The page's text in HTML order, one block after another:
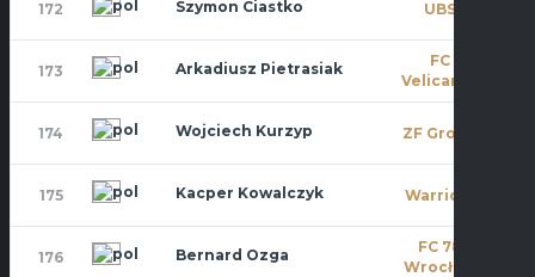
172 Szymon Ciastko UBS
173 Arkadiusz Pietrasiak
FC
Velicante
174 Wojciech Kurzyp ZF Group
175 Kacper Kowalczyk Warriors
176 Bernard Ozga
FC 78
Wrocław